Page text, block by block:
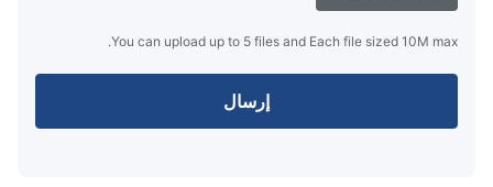
You can upload up to 5 files and Each file sized 10M max.
إرسال